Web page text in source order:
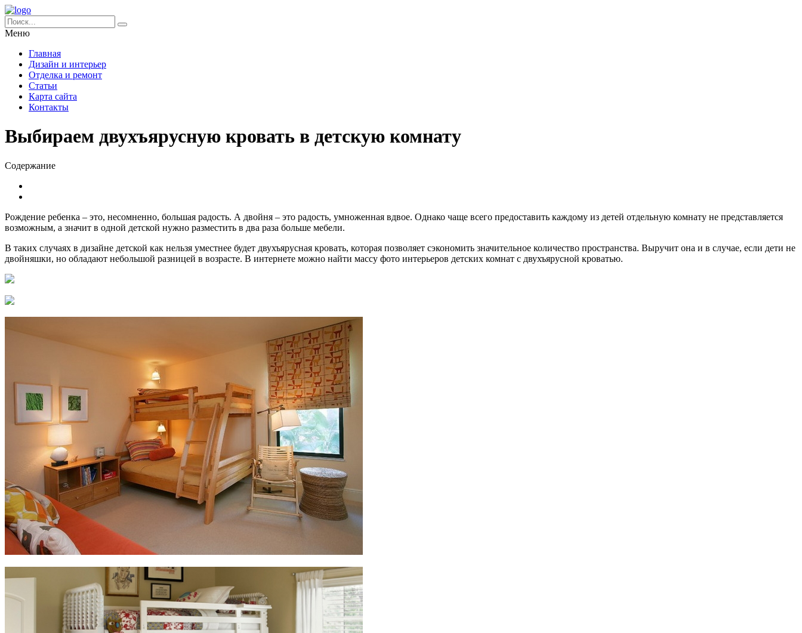
Меню
Главная
Дизайн и интерьер
Отделка и ремонт
Статьи
Карта сайта
Контакты
Выбираем двухъярусную кровать в детскую комнату
Содержание
Рождение ребенка – это, несомненно, большая радость. А двойня – это радость, умноженная вдвое. Однако чаще всего предоставить каждому из детей отдельную комнату не представляется
возможным, а значит в одной детской нужно разместить в два раза больше мебели.
В таких случаях в дизайне детской как нельзя уместнее будет двухъярусная кровать, которая позволяет сэкономить значительное количество пространства. Выручит она и в случае, если дети не
двойняшки, но обладают небольшой разницей в возрасте. В интернете можно найти массу фото интерьеров детских комнат с двухъярусной кроватью.